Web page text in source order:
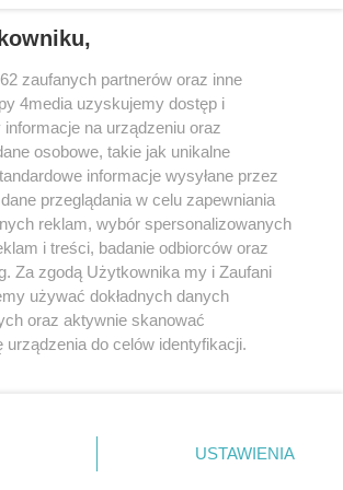
Reklama Prywatność
Praca Łódź
the:protocol
Facebook.com
Youtube.com
zaufanych partnerów oraz inne
4media uzyskujemy dostęp i
na urządzeniu oraz
osobowe, takie jak unikalne
informacje wysyłane przez
przeglądania w celu zapewniania
reklam, wybór spersonalizowanych
i treści, badanie odbiorców oraz
Za zgodą Użytkownika my i Zaufani
używać dokładnych danych
oraz aktywnie skanować
do celów identyfikacji.
klikając przycisk ustawień prywatności
lewym dolnym rogu strony
. Niektóre
USTAWIENIA